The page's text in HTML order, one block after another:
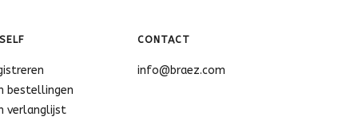
bestellingen
verlanglijst
CONTACT
info@braez.com